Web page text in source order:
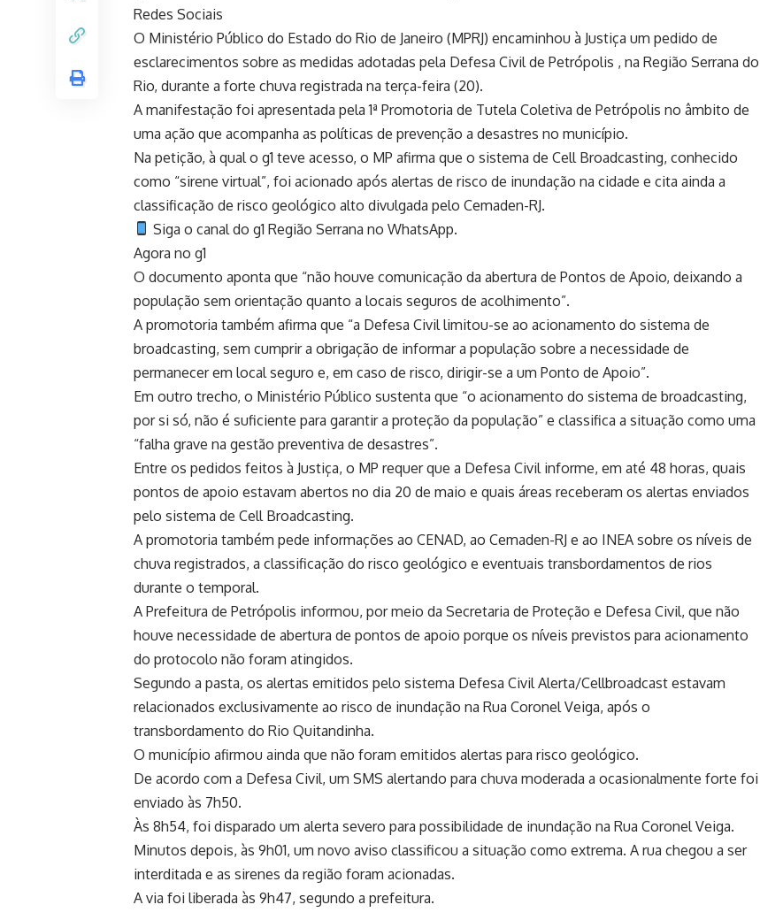
Redes Sociais
O Ministério Público do Estado do Rio de Janeiro (MPRJ) encaminhou à Justiça um pedido de
esclarecimentos sobre as medidas adotadas pela Defesa Civil de Petrópolis , na Região Serrana do
Rio, durante a forte chuva registrada na terça-feira (20).
A manifestação foi apresentada pela 1ª Promotoria de Tutela Coletiva de Petrópolis no âmbito de
uma ação que acompanha as políticas de prevenção a desastres no município.
Na petição, à qual o g1 teve acesso, o MP afirma que o sistema de Cell Broadcasting, conhecido
como “sirene virtual”, foi acionado após alertas de risco de inundação na cidade e cita ainda a
classificação de risco geológico alto divulgada pelo Cemaden-RJ.
Siga o canal do g1 Região Serrana no WhatsApp.
Agora no g1
O documento aponta que “não houve comunicação da abertura de Pontos de Apoio, deixando a
população sem orientação quanto a locais seguros de acolhimento”.
A promotoria também afirma que “a Defesa Civil limitou-se ao acionamento do sistema de
broadcasting, sem cumprir a obrigação de informar a população sobre a necessidade de
permanecer em local seguro e, em caso de risco, dirigir-se a um Ponto de Apoio”.
Em outro trecho, o Ministério Público sustenta que “o acionamento do sistema de broadcasting,
por si só, não é suficiente para garantir a proteção da população” e classifica a situação como uma
“falha grave na gestão preventiva de desastres”.
Entre os pedidos feitos à Justiça, o MP requer que a Defesa Civil informe, em até 48 horas, quais
pontos de apoio estavam abertos no dia 20 de maio e quais áreas receberam os alertas enviados
pelo sistema de Cell Broadcasting.
A promotoria também pede informações ao CENAD, ao Cemaden-RJ e ao INEA sobre os níveis de
chuva registrados, a classificação do risco geológico e eventuais transbordamentos de rios
durante o temporal.
A Prefeitura de Petrópolis informou, por meio da Secretaria de Proteção e Defesa Civil, que não
houve necessidade de abertura de pontos de apoio porque os níveis previstos para acionamento
do protocolo não foram atingidos.
Segundo a pasta, os alertas emitidos pelo sistema Defesa Civil Alerta/Cellbroadcast estavam
relacionados exclusivamente ao risco de inundação na Rua Coronel Veiga, após o
transbordamento do Rio Quitandinha.
O município afirmou ainda que não foram emitidos alertas para risco geológico.
De acordo com a Defesa Civil, um SMS alertando para chuva moderada a ocasionalmente forte foi
enviado às 7h50.
Às 8h54, foi disparado um alerta severo para possibilidade de inundação na Rua Coronel Veiga.
Minutos depois, às 9h01, um novo aviso classificou a situação como extrema. A rua chegou a ser
interditada e as sirenes da região foram acionadas.
A via foi liberada às 9h47, segundo a prefeitura.